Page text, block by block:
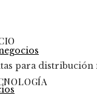
para distribución